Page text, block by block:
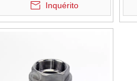
Inquérito